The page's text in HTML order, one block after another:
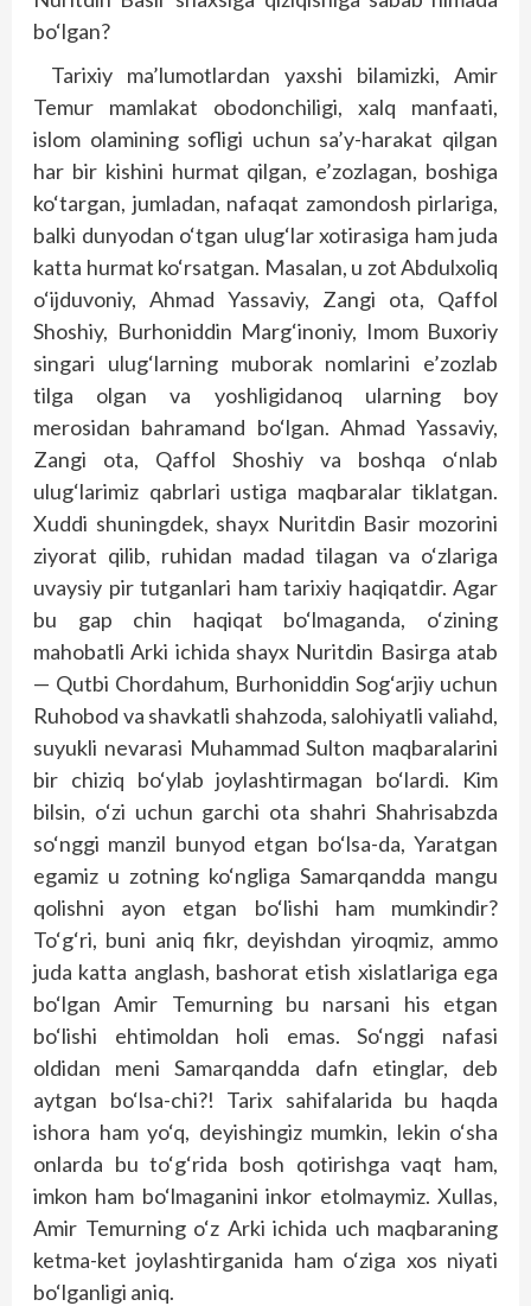
bo‘lgan?
Tarixiy ma’lumotlardan yaxshi bilamizki, Amir
Temur mamlakat obodonchiligi, xalq manfaati,
islom olamining sof­ligi uchun sa’y-harakat qilgan
har bir kishini hurmat qilgan, e’zozlagan, boshiga
ko‘targan, jumladan, nafaqat zamondosh pirlariga,
balki dunyodan o‘tgan ulug‘lar xotirasiga ham juda
katta hurmat ko‘rsatgan. Masalan, u zot Abdulxoliq
o‘ijduvoniy, Ahmad Yassaviy, Zangi ota, Qaffol
Shoshiy, Burhoniddin Mar­g‘inoniy, Imom Buxoriy
singari ulug‘larning muborak nomlarini e’zozlab
tilga olgan va yoshligidanoq ularning boy
merosidan bahramand bo‘lgan. Ahmad Yassaviy,
Zangi ota, Qaffol Shoshiy va bosh­qa o‘nlab
ulug‘larimiz qabrlari ustiga maqbaralar tiklatgan.
Xuddi shuningdek, shayx Nuritdin Basir mozorini
ziyorat qilib, ruhidan madad tilagan va o‘zlariga
uvaysiy pir tutganlari ham tarixiy haqiqatdir. Agar
bu gap chin haqiqat bo‘lmaganda, o‘zining
mahobatli Arki ichida shayx Nuritdin Basirga atab
— Qutbi Chordahum, Burhoniddin Sog‘arjiy uchun
Ruhobod va shavkatli shahzoda, salohiyatli valiahd,
suyukli nevarasi Muhammad Sulton maqbaralarini
bir chiziq bo‘ylab joylashtirmagan bo‘lardi. Kim
bilsin, o‘zi uchun garchi ota shahri Shahrisabzda
so‘nggi manzil bunyod etgan bo‘lsa-da, Yaratgan
egamiz u zotning ko‘ngliga Samarqandda mangu
qolishni ayon etgan bo‘lishi ham mumkindir?
To‘g‘ri, buni aniq fikr, de­yishdan yiroqmiz, ammo
juda katta anglash, bashorat etish xislatlariga ega
bo‘lgan Amir Temurning bu narsani his etgan
bo‘lishi ehtimoldan holi emas. So‘nggi nafasi
oldidan meni Samarqandda dafn etinglar, deb
aytgan bo‘lsa-chi?! Tarix sahifalarida bu haqda
ishora ham yo‘q, de­yishingiz mumkin, lekin o‘sha
onlarda bu to‘g‘rida bosh qotirishga vaqt ham,
imkon ham bo‘lmaganini inkor etolmaymiz. Xullas,
Amir Temurning o‘z Arki ichida uch maqbaraning
ketma-ket joylashtirganida ham o‘ziga xos niyati
bo‘lganligi aniq.